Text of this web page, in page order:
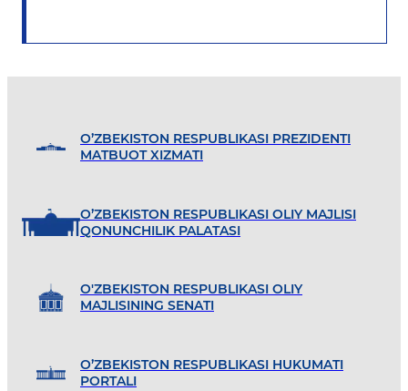
O’ZBEKISTON RESPUBLIKASI PREZIDENTI
MATBUOT XIZMATI
O’ZBEKISTON RESPUBLIKASI OLIY MAJLISI
QONUNCHILIK PALATASI
O'ZBEKISTON RESPUBLIKASI OLIY
MAJLISINING SENATI
O’ZBEKISTON RESPUBLIKASI HUKUMATI
PORTALI